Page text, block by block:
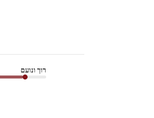
רוך ונועם